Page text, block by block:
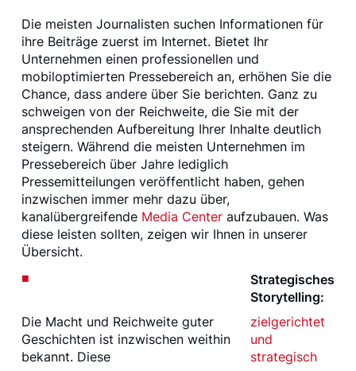
Die meisten Journalisten suchen Informationen für
ihre Beiträge zuerst im Internet. Bietet Ihr
Unternehmen einen professionellen und
mobiloptimierten Pressebereich an, erhöhen Sie die
Chance, dass andere über Sie berichten. Ganz zu
schweigen von der Reichweite, die Sie mit der
ansprechenden Aufbereitung Ihrer Inhalte deutlich
steigern. Während die meisten Unternehmen im
Pressebereich über Jahre lediglich
Pressemitteilungen veröffentlicht haben, gehen
inzwischen immer mehr dazu über,
kanalübergreifende Media Centeraufzubauen. Was
diese leisten sollten, zeigen wir Ihnen in unserer
Übersicht.
Strategisches
Storytelling:
Die Macht und Reichweite guter
Geschichten ist inzwischen weithin
bekannt. Diese
zielgerichtet
und
strategisch